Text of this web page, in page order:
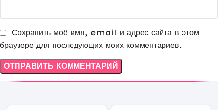
Сохранить моё имя, email и адрес сайта в этом
браузере для последующих моих комментариев.